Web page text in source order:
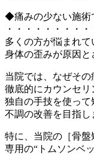
◆痛みの少ない施術
・・・・・・・・
多くの方が悩まれて
身体の歪みが原因と
当院では、なぜそ
徹底的にカウンセリ
独自の手技を使って
不調の改善を目指し
特に、当院の［骨
専用の“トムソンベ